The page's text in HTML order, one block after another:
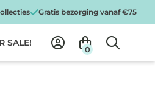
Gratis bezorging vanaf €75
SALE!
0